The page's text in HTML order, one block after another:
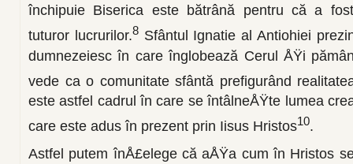
închipuie Biserica este bătrână pentru că a
tuturor lucrurilor.8Sfântul Ignatie al Antiohiei
dumnezeiesc în care înglobează Cerul ÅŸi
vede ca o comunitate sfântă prefigurând
este astfel cadrul în care se întâlneÅŸte lumea
care este adus în prezent prin Iisus Hristos10.
Astfel putem înÅ£elege că aÅŸa cum în Hristos